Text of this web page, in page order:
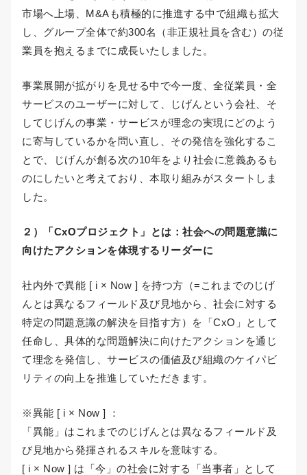
市場へ上場、M&Aも積極的に推進する中で組織も拡大
し、グループ全体で約300名（非正規社員を含む）の従
業員を抱えるまでに成長いたしました。
事業展開が拡がりを見せる中で今一度、全従業員・全
サービスのユーザーに対して、じげんという会社、そ
してじげんの事業・サービスが理念の実現にどのよう
に寄与しているかを問い直し、その発信を強化するこ
とで、じげんが創る次の10年をより社会に意義あるも
のにしたいと考えており、本取り組みがスタートしま
した。
２）「CxOプロジェクト」とは：社会への問題意識に
向けたアクションを体現するリーダーに
社内外で異能 [ i × Now ] を持つ方（=これまでのじげ
んとは異なるフィールド及び見地から、社会に対する
特定の問題意識の解決を目指す方）を「CxO」として
任命し、具体的な問題解決に向けたアクションを通じ
て理念を発信し、サービスの価値及び組織のケイパビ
リティの向上を推進していただきます。
※異能 [ i × Now ] ：
「異能」はこれまでのじげんとは異なるフィールド及
び見地から発揮されるスキルを意味する。
[ i × Now ] は「今」の社会に対する「当事者」として